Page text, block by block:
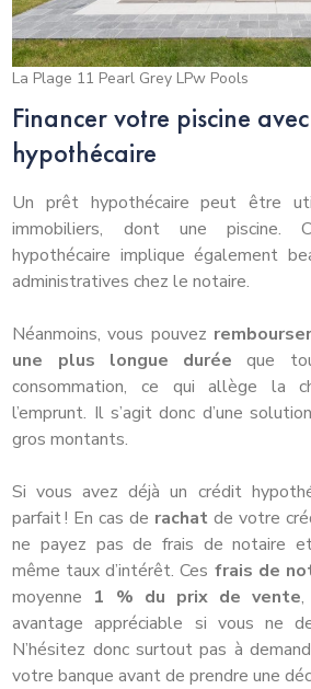
La Plage 11 Pearl Grey LPw Pools
Financer votre piscine
hypothécaire
Un prêt hypothécaire peut être
immobiliers, dont une piscine.
hypothécaire implique également
administratives chez le notaire.
Néanmoins, vous pouvez rembourser
une plus longue durée que
consommation, ce qui allège la
l’emprunt. Il s’agit donc d’une
gros montants.
Si vous avez déjà un crédit
parfait ! En cas de rachat de votre
ne payez pas de frais de notaire
même taux d’intérêt. Ces frais de
moyenne 1 % du prix de vente,
avantage appréciable si vous ne
N’hésitez donc surtout pas à
votre banque avant de prendre une